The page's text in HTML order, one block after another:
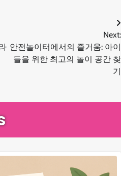
Next:
안전놀이터에서의 즐거움: 아이
들을 위한 최고의 놀이 공간 찾
기